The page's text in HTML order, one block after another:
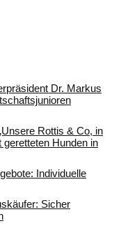
Dr. Markus
Rottis & Co, in
geretteten Hunden in
Individuelle
Sicher